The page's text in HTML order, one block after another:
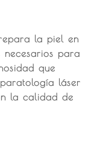
la piel en
para
que
láser
la calidad de